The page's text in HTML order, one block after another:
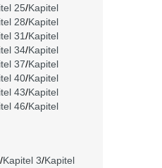
25/Kapitel
28/Kapitel
31/Kapitel
34/Kapitel
37/Kapitel
40/Kapitel
43/Kapitel
46/Kapitel
/Kapitel 3/Kapitel